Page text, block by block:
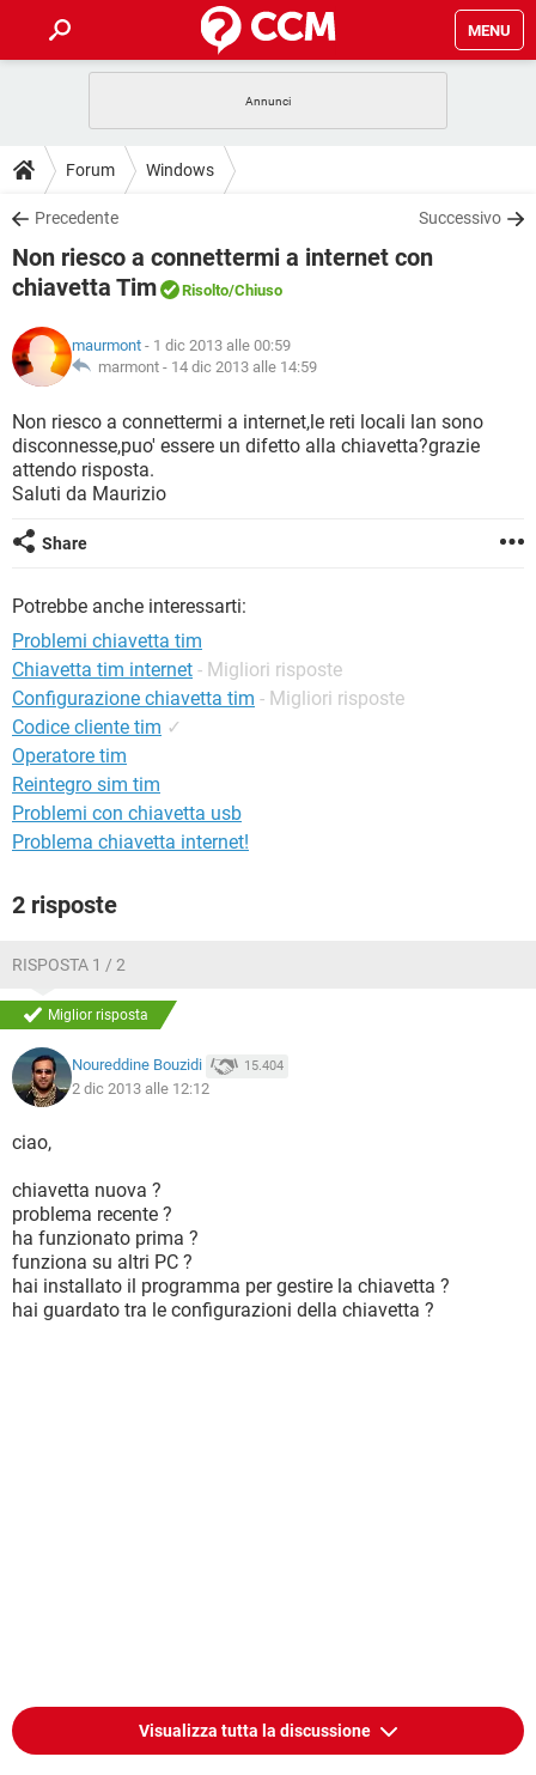
MENU
INTRATTENIMENTO
iOS
INSTAGRAM WHATSAPP
TIKTOK
HARDWARE
GUIDE
COVID-19
iOS
TIKTOK FACEBOOK
DOWNLOAD
COVID-19 GAMING
INTRATTENIMENTO
iOS WINDOWS 10
INSTAGRAM
TIKTOK FACEBOOK
HARDWARE
FORUM
INTRATTENIMENTO ANDROID
INSTAGRAM WHATSAPP
TIKTOK
GLOSSARIO
COVID-19
INTRATTENIMENTO ANDROID
iOS
INSTAGRAM
TIKTOK
Forum Windows
Precedente Successivo
Non riesco a connettermi a internet con
chiavetta Tim
Risolto/Chiuso
maurmont - 1 dic 2013 alle 00:59
marmont - 14 dic 2013 alle 14:59
Non riesco a connettermi a internet,le reti locali lan sono
disconnesse,puo' essere un difetto alla chiavetta?grazie
attendo risposta.
Saluti da Maurizio
Share
Potrebbe anche interessarti:
Problemi chiavetta tim
Chiavetta tim internet - Migliori risposte
Configurazione chiavetta tim - Migliori risposte
Codice cliente tim ✓
Operatore tim
Reintegro sim tim
Problemi con chiavetta usb
Problema chiavetta internet!
2 risposte
RISPOSTA 1 / 2
Miglior risposta
Noureddine Bouzidi 15.404
2 dic 2013 alle 12:12
ciao,
chiavetta nuova ?
problema recente ?
ha funzionato prima ?
funziona su altri PC ?
hai installato il programma per gestire la chiavetta ?
hai guardato tra le configurazioni della chiavetta ?
Visualizza tutta la discussione